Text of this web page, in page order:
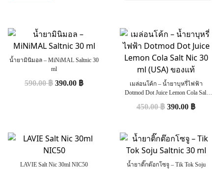
น้ำยามินิมอล – MiNiMAL Saltnic 30
ml
590.00฿ 390.00 ฿
เมล่อนโค้ก – น้ำยาบุหรี่ไฟฟ้า
Dotmod Dot Juice Lemon Cola Salt
450.00฿ 390.00 ฿
LAVIE Salt Nic 30ml NIC50
น้ำยาติ๊กต๊อกโซจู – Tik Tok Soju